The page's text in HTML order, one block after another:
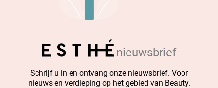
nieuwsbrief
Schrijf u in en ontvang onze nieuwsbrief. Voor
nieuws en verdieping op het gebied van Beauty.